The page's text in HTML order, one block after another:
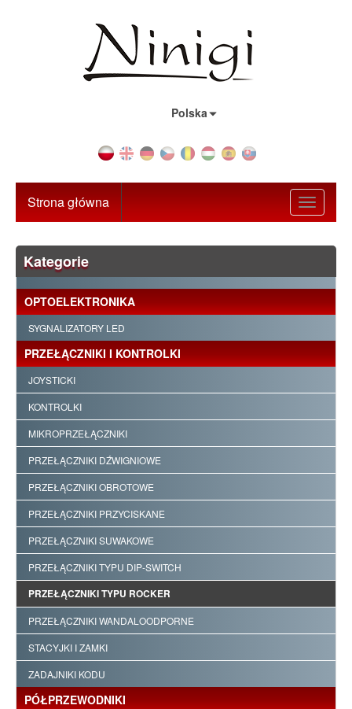
Polska
Toggle
Strona główna
Kategorie
OPTOELEKTRONIKA
SYGNALIZATORY LED
PRZEŁĄCZNIKI I KONTROLKI
JOYSTICKI
KONTROLKI
MIKROPRZEŁĄCZNIKI
PRZEŁĄCZNIKI DŹWIGNIOWE
PRZEŁĄCZNIKI OBROTOWE
PRZEŁĄCZNIKI PRZYCISKANE
PRZEŁĄCZNIKI SUWAKOWE
PRZEŁĄCZNIKI TYPU DIP-SWITCH
PRZEŁĄCZNIKI TYPU ROCKER
PRZEŁĄCZNIKI WANDALOODPORNE
STACYJKI I ZAMKI
ZADAJNIKI KODU
PÓŁPRZEWODNIKI